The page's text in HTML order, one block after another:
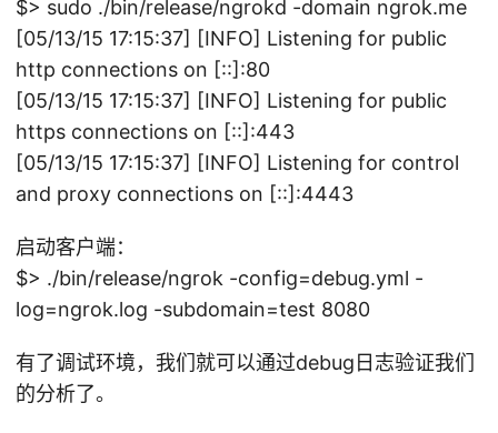
r
o
k]
(
h
tt
p
/
/
gi
h
u
$> sudo ./bin/release/ngrokd -domain ngrok.me
[05/13/15 17:15:37] [INFO] Listening for public
http connections on [::]:80
[05/13/15 17:15:37] [INFO] Listening for public
https connections on [::]:443
[05/13/15 17:15:37] [INFO] Listening for control
and proxy connections on [::]:4443
启动客户端：
$> ./bin/release/ngrok -config=debug.yml -
log=ngrok.log -subdomain=test 8080
有了调试环境，我们就可以通过debug日志验证我们
的分析了。